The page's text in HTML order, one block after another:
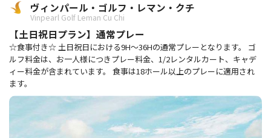
ヴィンパール・ゴルフ・レマン・クチ
Vinpearl Golf Leman Cu Chi
【土日祝日プラン】通常プレー
☆食事付き☆ 土日祝日における9H～36Hの通常プレーとなります。 ゴ
ルフ料金は、お一人様につきプレー料金、1/2レンタルカート、キャデ
ィー料金が含まれています。 食事は18ホール以上のプレーに適用され
ます。